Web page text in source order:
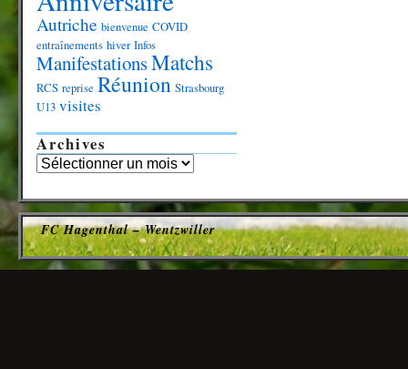
Autriche bienvenue COVID
entraînements hiver Infos
ManifestationsMatchs
RCS reprise Réunion Strasbourg
U13 visites
Archives
FC Hagenthal – Wentzwiller